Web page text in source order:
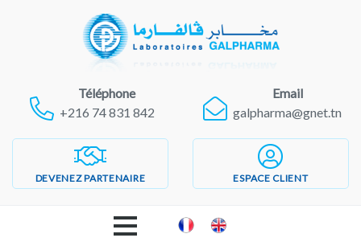
Téléphone
+216 74 831 842
Email
galpharma@gnet.tn
DEVENEZ PARTENAIRE ESPACE CLIENT